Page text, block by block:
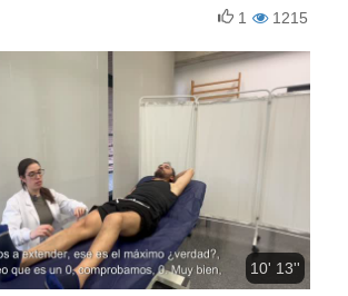
1215
1
10' 13''